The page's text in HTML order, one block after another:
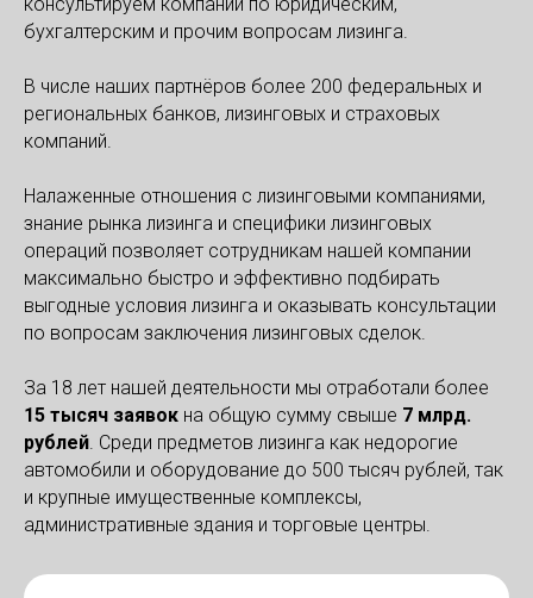
бухгалтерским и прочим вопросам лизинга.
В числе наших партнёров более 200 федеральных и
региональных банков, лизинговых и страховых
компаний.
Налаженные отношения с лизинговыми компаниями,
знание рынка лизинга и специфики лизинговых
операций позволяет сотрудникам нашей компании
максимально быстро и эффективно подбирать
выгодные условия лизинга и оказывать консультации
по вопросам заключения лизинговых сделок.
За 18 лет нашей деятельности мы отработали более
15 тысяч заявок на общую сумму свыше 7 млрд.
рублей. Среди предметов лизинга как недорогие
автомобили и оборудование до 500 тысяч рублей, так
и крупные имущественные комплексы,
административные здания и торговые центры.